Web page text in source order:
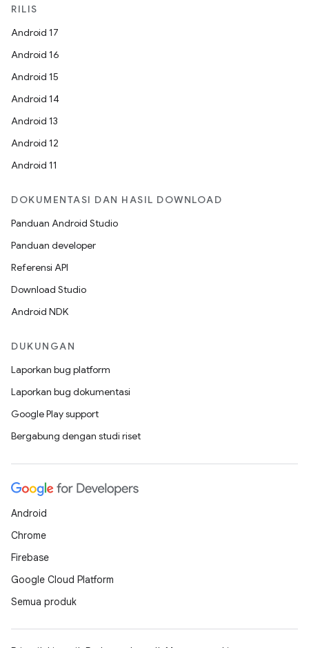
RILIS
Android 17
Android 16
Android 15
Android 14
Android 13
Android 12
Android 11
DOKUMENTASI DAN HASIL DOWNLOAD
Panduan Android Studio
Panduan developer
Referensi API
Download Studio
Android NDK
DUKUNGAN
Laporkan bug platform
Laporkan bug dokumentasi
Google Play support
Bergabung dengan studi riset
Android
Chrome
Firebase
Google Cloud Platform
Semua produk